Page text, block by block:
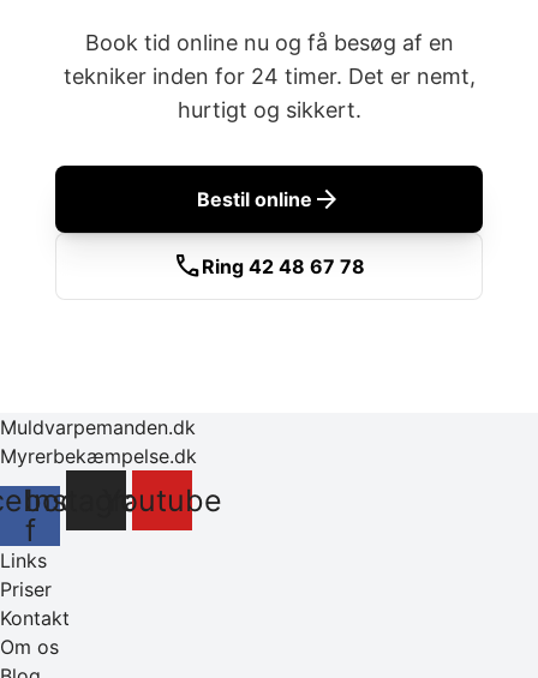
Book tid online nu og få besøg af en
tekniker inden for 24 timer. Det er nemt,
hurtigt og sikkert.
Bestil online arrow_forward
callRing 42 48 67 78
Muldvarpemanden.dk
Myrerbekæmpelse.dk
f
InstagramYoutube
Links
Priser
Kontakt
Om os